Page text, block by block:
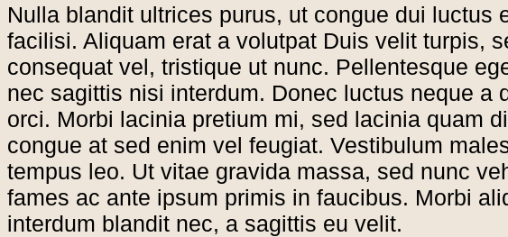
Nulla blandit ultrices purus, ut congue dui
facilisi. Aliquam erat a volutpat Duis velit turpis,
consequat vel, tristique ut nunc. Pellentesque
nec sagittis nisi interdum. Donec luctus neque a
orci. Morbi lacinia pretium mi, sed lacinia quam
congue at sed enim vel feugiat. Vestibulum
tempus leo. Ut vitae gravida massa, sed nunc
fames ac ante ipsum primis in faucibus. Morbi
interdum blandit nec, a sagittis eu velit.